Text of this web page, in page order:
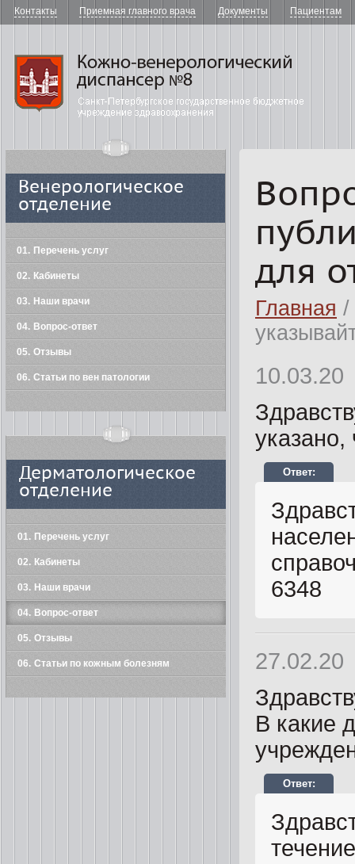
для
Главная /
10.03.20
указано,
6348
27.02.20
В какие
Венерологическое
отделение
01 Перечень услуг
02 Кабинеты
03 Наши врачи
04 Вопрос-ответ
05 Отзывы
06 Статьи по вен патологии
Дерматологическое
отделение
01 Перечень услуг
02 Кабинеты
03 Наши врачи
04 Вопрос-ответ
05 Отзывы
06 Статьи по кожным болезням
Контакты Приемная главного врача Документы Пациентам